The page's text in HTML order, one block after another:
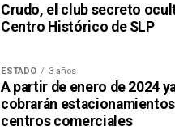
Crudo, el club secreto
Centro Histórico de SLP
ESTADO 3 años
A partir de enero de 2024
cobrarán
centros comerciales